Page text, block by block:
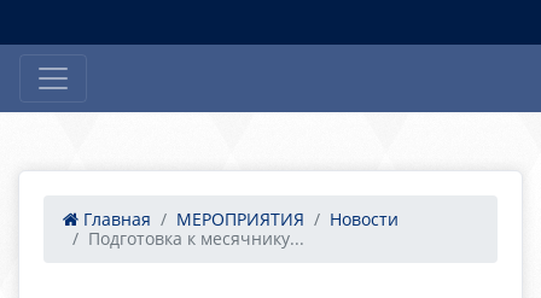
Главная МЕРОПРИЯТИЯ
Новости
Подготовка к месячнику...